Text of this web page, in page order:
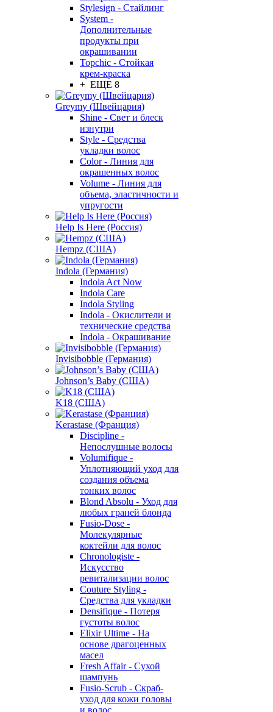
Stylesign - Стайлинг
System -
Дополнительные
продукты при
окрашивании
Topchic - Стойкая
крем-краска
+ ЕЩЕ 8
Greymy (Швейцария)
Shine - Свет и блеск
изнутри
Style - Средства
укладки волос
Color - Линия для
окрашенных волос
Volume - Линия для
объема, эластичности и
упругости
Help Is Here (Россия)
Hempz (США)
Indola (Германия)
Indola Act Now
Indola Care
Indola Styling
Indola - Окислители и
технические средства
Indola - Окрашивание
Invisibobble (Германия)
Johnson’s Baby (США)
K18 (США)
Kerastase (Франция)
Discipline -
Непослушные волосы
Volumifique -
Уплотняющий уход для
создания объема
тонких волос
Blond Absolu - Уход для
любых граней блонда
Fusio-Dose -
Молекулярные
коктейли для волос
Chronologiste -
Искусство
ревитализации волос
Couture Styling -
Средства для укладки
Densifique - Потеря
густоты волос
Elixir Ultime - На
основе драгоценных
масел
Fresh Affair - Сухой
шампунь
Fusio-Scrub - Скраб-
уход для кожи головы
и волос